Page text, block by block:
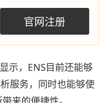
官网注册
示，ENS目前还能够
服务，同时也能够使